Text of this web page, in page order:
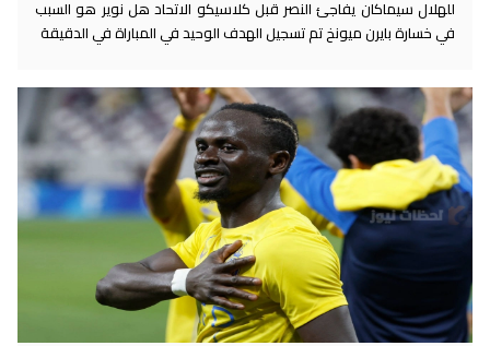
للهلال سيماكان يفاجئ النصر قبل كلاسيكو الاتحاد هل نوير هو السبب
في خسارة بايرن ميونخ تم تسجيل الهدف الوحيد في المباراة في الدقيقة